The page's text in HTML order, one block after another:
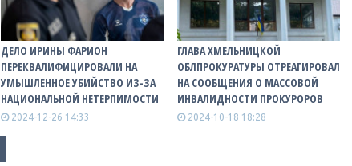
ДЕЛО ИРИНЫ ФАРИОН
ПЕРЕКВАЛИФИЦИРОВАЛИ НА
УМЫШЛЕННОЕ УБИЙСТВО ИЗ-ЗА
НАЦИОНАЛЬНОЙ НЕТЕРПИМОСТИ
2024-12-26 14:33
ГЛАВА ХМЕЛЬНИЦКОЙ
ОБЛПРОКУРАТУРЫ ОТРЕАГИРОВАЛ
НА СООБЩЕНИЯ О МАССОВОЙ
ИНВАЛИДНОСТИ ПРОКУРОРОВ
2024-10-18 18:28